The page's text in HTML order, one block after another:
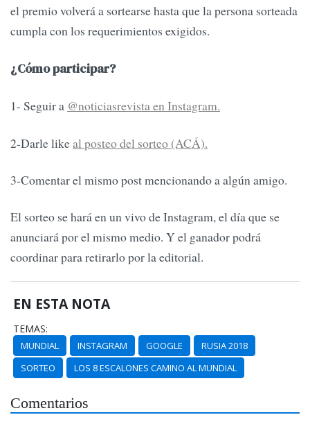
el premio volverá a sortearse hasta que la persona sorteada
cumpla con los requerimientos exigidos.
¿Cómo participar?
1- Seguir a @noticiasrevista en Instagram.
2-Darle likeal posteo del sorteo (ACÁ).
3-Comentar el mismo post mencionando a algún amigo.
El sorteo se hará en un vivo de Instagram, el día que se
anunciará por el mismo medio. Y el ganador podrá
coordinar para retirarlo por la editorial.
EN ESTA NOTA
TEMAS:
MUNDIAL INSTAGRAM GOOGLE
RUSIA 2018
SORTEO
LOS 8 ESCALONES CAMINO AL MUNDIAL
Comentarios